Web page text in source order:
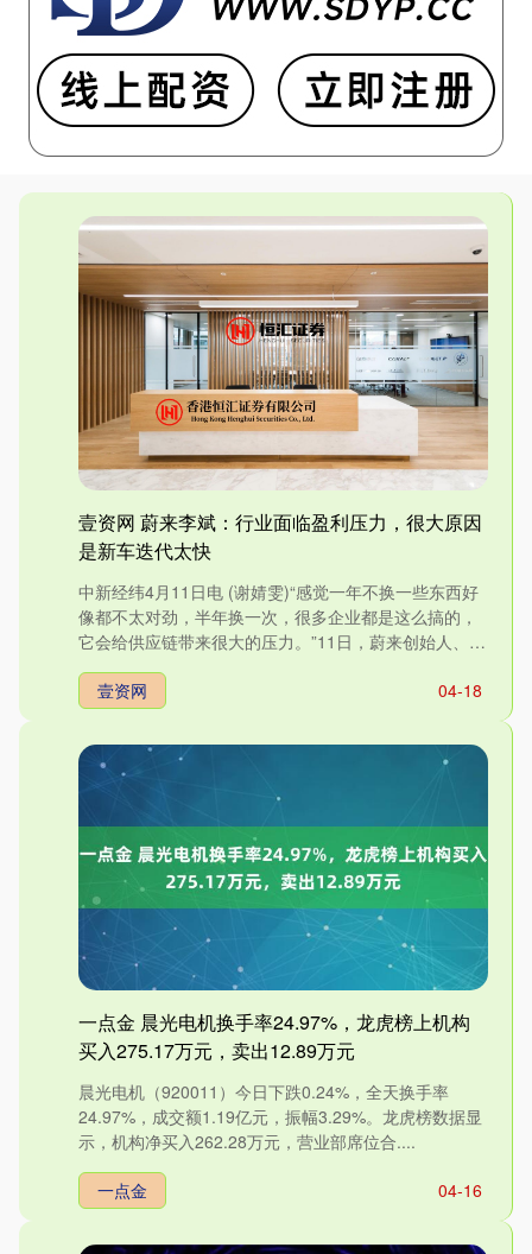
壹资网 蔚来李斌：行业面临盈利压力，很大原因
是新车迭代太快
中新经纬4月11日电 (谢婧雯)“感觉一年不换一些东西好
像都不太对劲，半年换一次，很多企业都是这么搞的，
它会给供应链带来很大的压力。”11日，蔚来创始人、董
04-18
壹资网
一点金 晨光电机换手率24.97%，龙虎榜上机构
买入275.17万元，卖出12.89万元
晨光电机（920011）今日下跌0.24%，全天换手率
24.97%，成交额1.19亿元，振幅3.29%。龙虎榜数据显
示，机构净买入262.28万元，营业部席位合....
04-16
一点金